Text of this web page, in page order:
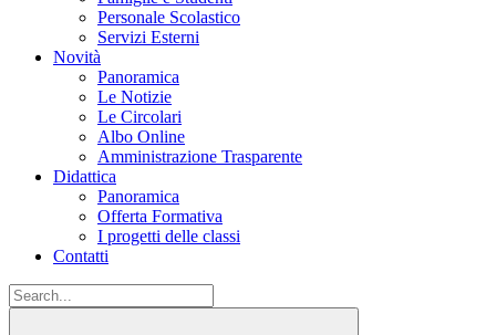
Personale Scolastico
Servizi Esterni
Novità
Panoramica
Le Notizie
Le Circolari
Albo Online
Amministrazione Trasparente
Didattica
Panoramica
Offerta Formativa
I progetti delle classi
Contatti